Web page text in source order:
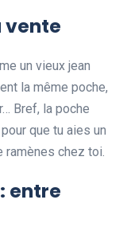
vente
un vieux jean
la même poche,
Bref, la poche
que tu aies un
ramènes chez toi.
entre